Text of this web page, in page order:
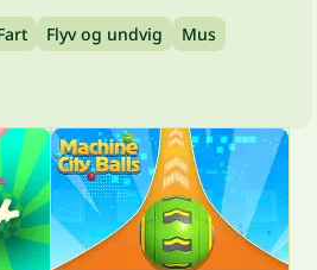
Flyv og undvig
Mus